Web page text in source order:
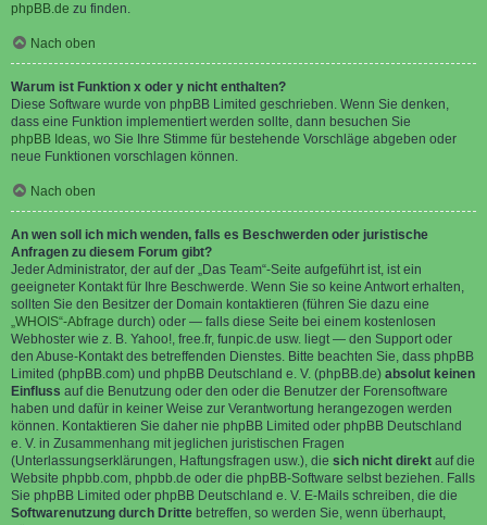
phpBB.de zu finden.
Nach oben
Warum ist Funktion x oder y nicht enthalten?
Diese Software wurde von phpBB Limited geschrieben. Wenn Sie denken,
dass eine Funktion implementiert werden sollte, dann besuchen Sie
phpBB Ideas, wo Sie Ihre Stimme für bestehende Vorschläge abgeben oder
neue Funktionen vorschlagen können.
Nach oben
An wen soll ich mich wenden, falls es Beschwerden oder juristische
Anfragen zu diesem Forum gibt?
Jeder Administrator, der auf der „Das Team“-Seite aufgeführt ist, ist ein
geeigneter Kontakt für Ihre Beschwerde. Wenn Sie so keine Antwort erhalten,
sollten Sie den Besitzer der Domain kontaktieren (führen Sie dazu eine
„WHOIS“-Abfrage durch) oder — falls diese Seite bei einem kostenlosen
Webhoster wie z. B. Yahoo!, free.fr, funpic.de usw. liegt — den Support oder
den Abuse-Kontakt des betreffenden Dienstes. Bitte beachten Sie, dass phpBB
Limited (phpBB.com) und phpBB Deutschland e. V. (phpBB.de) absolut keinen
Einfluss auf die Benutzung oder den oder die Benutzer der Forensoftware
haben und dafür in keiner Weise zur Verantwortung herangezogen werden
können. Kontaktieren Sie daher nie phpBB Limited oder phpBB Deutschland
e. V. in Zusammenhang mit jeglichen juristischen Fragen
(Unterlassungserklärungen, Haftungsfragen usw.), die sich nicht direkt auf die
Website phpbb.com, phpbb.de oder die phpBB-Software selbst beziehen. Falls
Sie phpBB Limited oder phpBB Deutschland e. V. E-Mails schreiben, die die
Softwarenutzung durch Dritte betreffen, so werden Sie, wenn überhaupt,